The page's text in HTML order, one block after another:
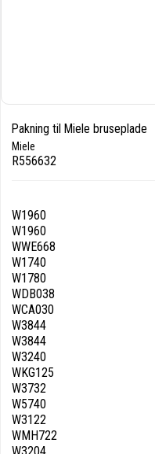
Pakning til Miele bruseplade
Miele
R556632
W1960
W1960
WWE668
W1740
W1780
WDB038
WCA030
W3844
W3844
W3240
WKG125
W3732
W5740
W3122
WMH722